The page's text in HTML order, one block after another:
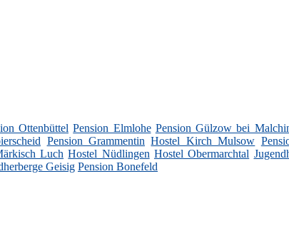
Ottenbüttel Pension Elmlohe Pension Gülzow bei
Pension Grammentin Hostel Kirch Mulsow
Luch Hostel Nüdlingen Hostel Obermarchtal
Geisig Pension Bonefeld